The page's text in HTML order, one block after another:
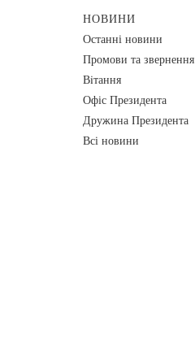
НОВИНИ
Останні новини
Промови та звернення
Вiтання
Офіс Президента
Дружина Президента
Всі новини